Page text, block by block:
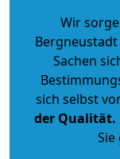
Wir
Sachen
sich selbst
der Qualität.